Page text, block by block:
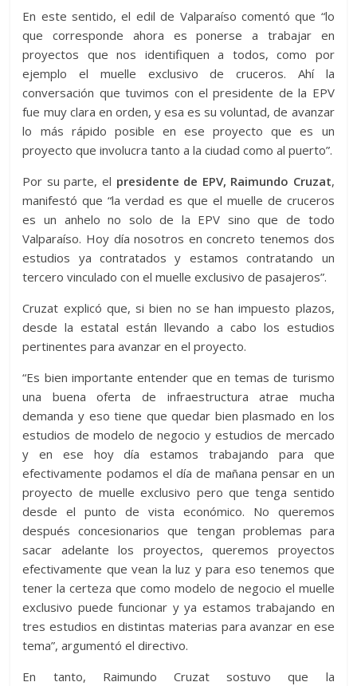
En este sentido, el edil de Valparaíso comentó que “lo
que corresponde ahora es ponerse a trabajar en
proyectos que nos identifiquen a todos, como por
ejemplo el muelle exclusivo de cruceros. Ahí la
conversación que tuvimos con el presidente de la EPV
fue muy clara en orden, y esa es su voluntad, de avanzar
lo más rápido posible en ese proyecto que es un
proyecto que involucra tanto a la ciudad como al puerto”.
Por su parte, el presidente de EPV, Raimundo Cruzat,
manifestó que “la verdad es que el muelle de cruceros
es un anhelo no solo de la EPV sino que de todo
Valparaíso. Hoy día nosotros en concreto tenemos dos
estudios ya contratados y estamos contratando un
tercero vinculado con el muelle exclusivo de pasajeros”.
Cruzat explicó que, si bien no se han impuesto plazos,
desde la estatal están llevando a cabo los estudios
pertinentes para avanzar en el proyecto.
“Es bien importante entender que en temas de turismo
una buena oferta de infraestructura atrae mucha
demanda y eso tiene que quedar bien plasmado en los
estudios de modelo de negocio y estudios de mercado
y en ese hoy día estamos trabajando para que
efectivamente podamos el día de mañana pensar en un
proyecto de muelle exclusivo pero que tenga sentido
desde el punto de vista económico. No queremos
después concesionarios que tengan problemas para
sacar adelante los proyectos, queremos proyectos
efectivamente que vean la luz y para eso tenemos que
tener la certeza que como modelo de negocio el muelle
exclusivo puede funcionar y ya estamos trabajando en
tres estudios en distintas materias para avanzar en ese
tema”, argumentó el directivo.
En tanto, Raimundo Cruzat sostuvo que la